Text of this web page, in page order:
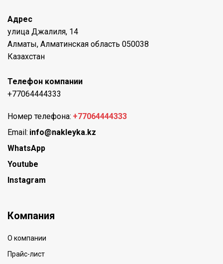
Адрес
улица Джалиля, 14
Алматы, Алматинская область 050038
Казахстан
Телефон компании
+77064444333
Номер телефона: +77064444333
Email: info@nakleyka.kz
WhatsApp
Youtube
Instagram
Компания
О компании
Прайс-лист